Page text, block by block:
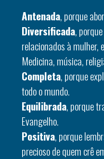
Antenada, porque
Diversificada,
relacionados à mulher,
Medicina, música,
Completa, porque
todo o mundo.
Equilibrada, porque
Evangelho.
Positiva, porque
precioso de quem crê